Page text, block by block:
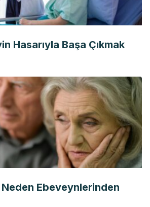
Hasarıyla Başa Çıkmak
Neden Ebeveynlerinden